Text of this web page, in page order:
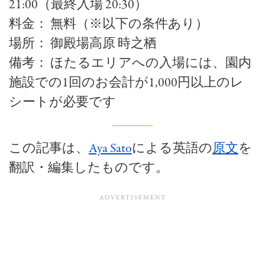
21:00（最終入場 20:30）
料金： 無料（※以下の条件あり）
場所： 御殿場高原 時之栖
備考： ほたるエリアへの入場には、園内
施設での1回のお会計が1,000円以上のレ
シートが必要です
この記事は、 Aya Satoによる英語の原文を
翻訳・編集したものです。